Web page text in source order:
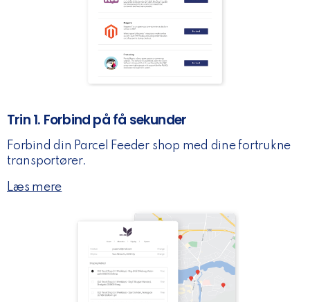
Trin 1. Forbind på få sekunder
Forbind din Parcel Feeder shop med dine fortrukne
transportører.
Læs mere